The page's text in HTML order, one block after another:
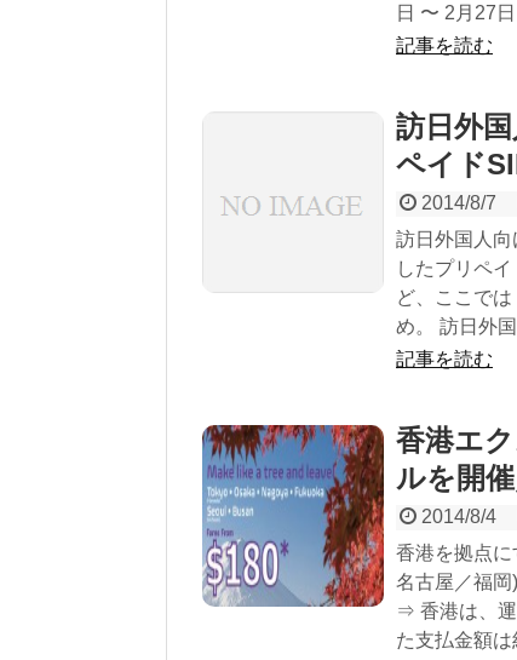
日 〜 2月27
記事を読む
訪日外
ペイド
2014/8/7
訪日外国人
したプリペ
ど、ここで
め。 訪日外
記事を読む
香港エ
ルを開
2014/8/4
香港を拠点
名古屋／福
⇒ 香港は、
た支払金額